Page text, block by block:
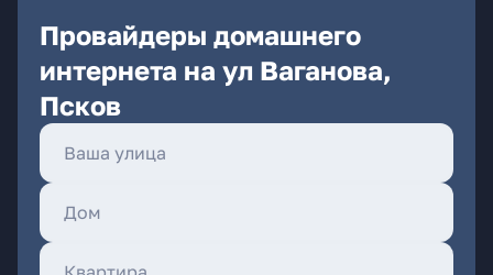
Провайдеры домашнего
интернета на ул Ваганова,
Псков